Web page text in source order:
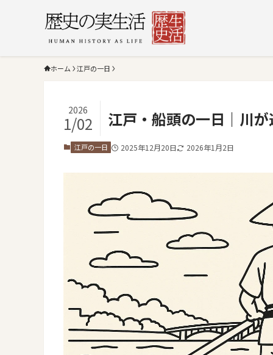
ホーム 江戸の一日
江戸・船頭の一日｜川
2026
1/02
江戸の一日 2025年12月20日 2026年1月2日